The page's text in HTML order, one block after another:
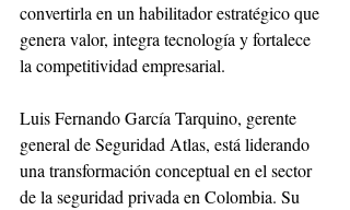
convertirla en un habilitador estratégico que
genera valor, integra tecnología y fortalece
la competitividad empresarial.
Luis Fernando García Tarquino, gerente
general de Seguridad Atlas, está liderando
una transformación conceptual en el sector
de la seguridad privada en Colombia. Su